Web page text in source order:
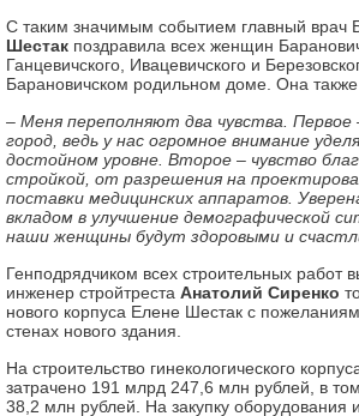
С таким значимым событием главный врач
Шестак поздравила всех женщин
Ганцевичского, Ивацевичского и
Барановичском родильном доме. Она также
– Меня переполняют два чувства. Первое
город, ведь у нас огромное внимание
достойном уровне. Второе – чувство
стройкой, от разрешения на
поставки медицинских аппаратов.
вкладом в улучшение демографической
наши женщины будут здоровыми и
Генподрядчиком всех строительных работ
инженер стройтреста Анатолий Сиренко
нового корпуса Елене Шестак с
стенах нового здания.
На строительство гинекологического
затрачено 191 млрд 247,6 млн рублей, в
38,2 млн рублей. На закупку